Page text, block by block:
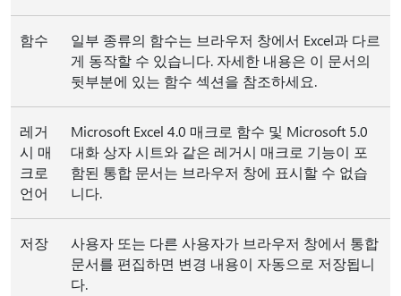
함수
일부 종류의 함수는 브라우저 창에서 Excel과 다르
게 동작할 수 있습니다. 자세한 내용은 이 문서의
뒷부분에 있는 함수 섹션을 참조하세요.
레거
시 매
크로
언어
Microsoft Excel 4.0 매크로 함수 및 Microsoft 5.0
대화 상자 시트와 같은 레거시 매크로 기능이 포
함된 통합 문서는 브라우저 창에 표시할 수 없습
니다.
저장
사용자 또는 다른 사용자가 브라우저 창에서 통합
문서를 편집하면 변경 내용이 자동으로 저장됩니
다.